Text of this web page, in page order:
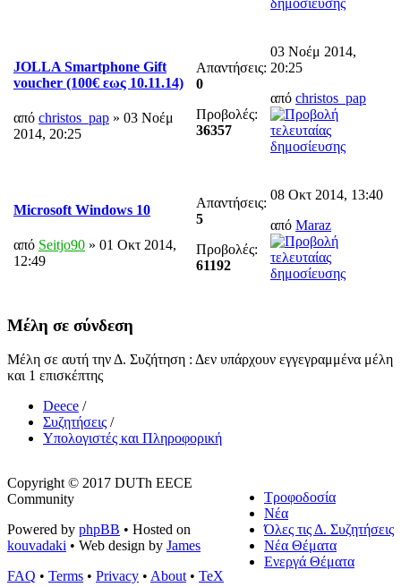
JOLLA Smartphone Gift
voucher (100€ εως 10.11.14)
από christos_pap » 03 Νοέμ
2014, 20:25
Απαντήσεις:
0
Προβολές:
36357
03 Νοέμ 2014,
20:25
από christos_pap
Microsoft Windows 10
από Seitjo90 » 01 Οκτ 2014,
12:49
Απαντήσεις:
5
Προβολές:
61192
08 Οκτ 2014, 13:40
από Maraz
Μέλη σε σύνδεση
Μέλη σε αυτή την Δ. Συζήτηση : Δεν υπάρχουν εγγεγραμμένα μέλη
και 1 επισκέπτης
Deece /
Συζητήσεις /
Υπολογιστές και Πληροφορική
Τροφοδοσία
Νέα
Όλες τις Δ. Συζητήσεις
Νέα Θέματα
Ενεργά Θέματα
Copyright © 2017 DUTh EECE
Community
Powered by phpBB • Hosted on
kouvadaki • Web design by James
FAQ • Terms • Privacy • About • TeX